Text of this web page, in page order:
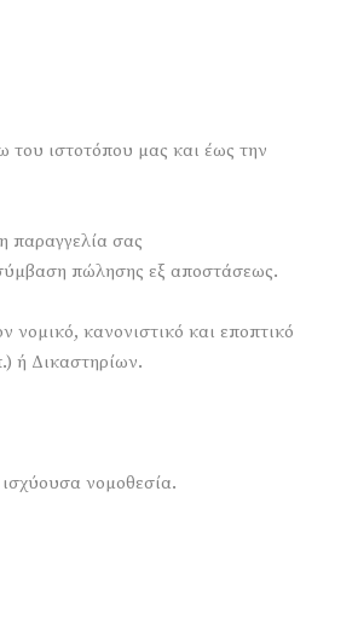
του ιστοτόπου μας και έως την
παραγγελία σας
πώλησης εξ αποστάσεως.
νομικό, κανονιστικό και εποπτικό
ή Δικαστηρίων.
νομοθεσία.